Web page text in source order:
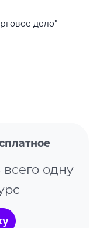
дело"
одну